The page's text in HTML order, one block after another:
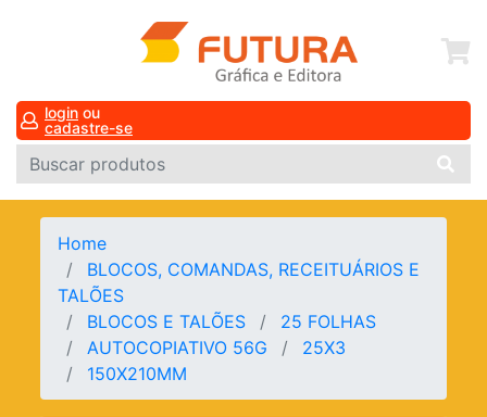
login ou
cadastre-se
Home
BLOCOS, COMANDAS, RECEITUÁRIOS E
TALÕES
BLOCOS E TALÕES
25 FOLHAS
AUTOCOPIATIVO 56G
25X3
150X210MM